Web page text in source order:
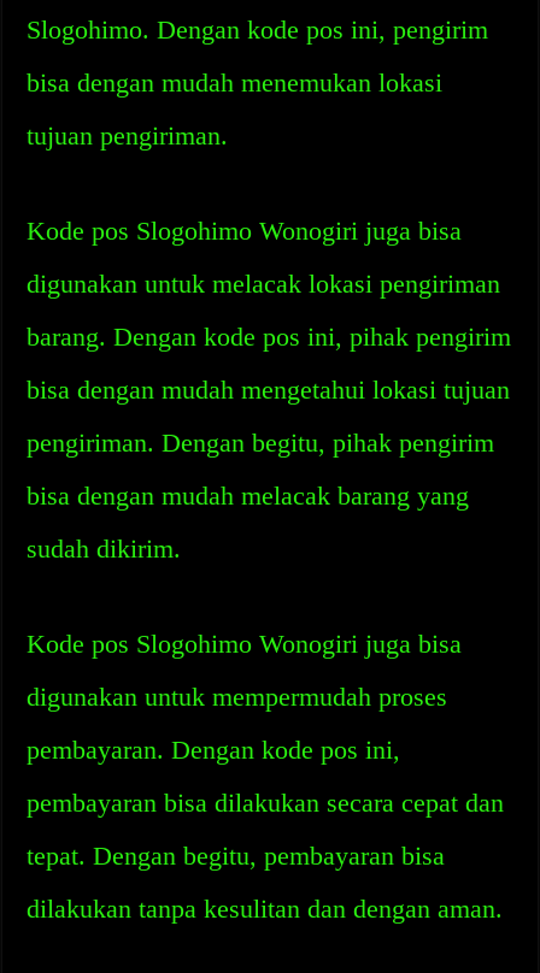
Slogohimo. Dengan kode pos ini, pengirim
bisa dengan mudah menemukan lokasi
tujuan pengiriman.
Kode pos Slogohimo Wonogiri juga bisa
digunakan untuk melacak lokasi pengiriman
barang. Dengan kode pos ini, pihak pengirim
bisa dengan mudah mengetahui lokasi tujuan
pengiriman. Dengan begitu, pihak pengirim
bisa dengan mudah melacak barang yang
sudah dikirim.
Kode pos Slogohimo Wonogiri juga bisa
digunakan untuk mempermudah proses
pembayaran. Dengan kode pos ini,
pembayaran bisa dilakukan secara cepat dan
tepat. Dengan begitu, pembayaran bisa
dilakukan tanpa kesulitan dan dengan aman.